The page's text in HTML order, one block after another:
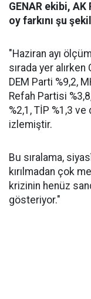
GENAR ekibi,
oy farkını şu
"Haziran ayı
sırada yer
DEM Parti %9,2,
Refah Partisi
%2,1, TİP %1,3
izlemiştir.
Bu sıralama,
kırılmadan çok
krizinin henüz
gösteriyor."